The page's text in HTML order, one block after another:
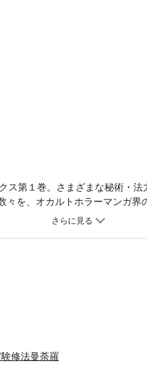
ス第１巻。さまざまな秘術・
を、オカルトホラーマンガ界
修法曼荼羅